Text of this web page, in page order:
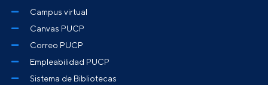
Campus virtual
Canvas PUCP
Correo PUCP
Empleabilidad PUCP
Sistema de Bibliotecas